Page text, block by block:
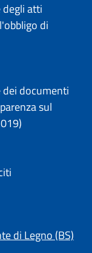
degli atti
di
dei documenti
sul
di Legno (BS)